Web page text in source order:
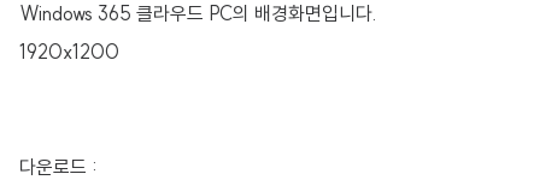
Windows 365 클라우드 PC의 배경화면입니다.
1920x1200
다운로드 :